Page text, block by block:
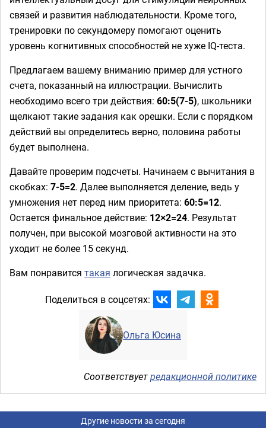
связей и развития наблюдательности. Кроме того,
тренировки по секундомеру помогают оценить
уровень когнитивных способностей не хуже IQ-теста.
Предлагаем вашему вниманию пример для устного
счета, показанный на иллюстрации. Вычислить
необходимо всего три действия: 60:5(7-5), школьники
щелкают такие задания как орешки. Если с порядком
действий вы определитесь верно, половина работы
будет выполнена.
Давайте проверим подсчеты. Начинаем с вычитания в
скобках: 7-5=2. Далее выполняется деление, ведь у
умножения нет перед ним приоритета: 60:5=12.
Остается финальное действие: 12×2=24. Результат
получен, при высокой мозговой активности на это
уходит не более 15 секунд.
Вам понравится такая логическая задачка.
Поделиться в соцсетях:
Ольга Юсина
Соответствуетредакционной политике
Другие новости за сегодня